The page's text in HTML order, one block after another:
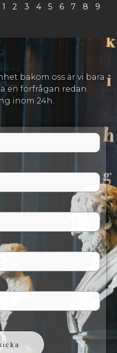
1 2 3 4 5 6 7 8 9
bakom oss är vi bara
en förfrågan redan
inom 24h.